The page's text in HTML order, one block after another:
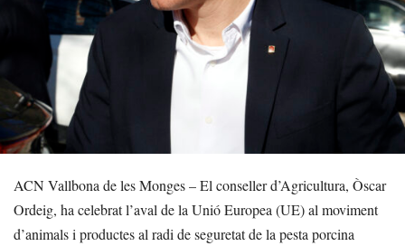
ACN Vallbona de les Monges – El conseller d’Agricultura, Òscar
Ordeig, ha celebrat l’aval de la Unió Europea (UE) al moviment
d’animals i productes al radi de seguretat de la pesta porcina